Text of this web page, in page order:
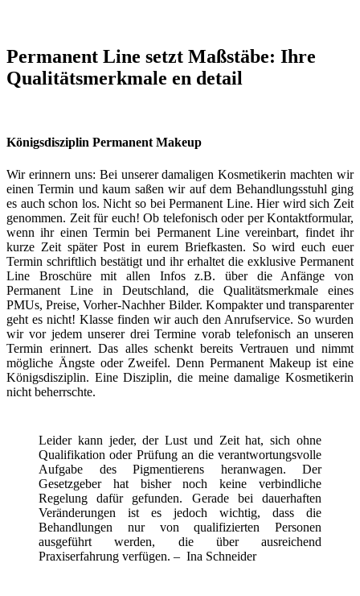
Permanent Line setzt Maßstäbe: Ihre
Qualitätsmerkmale en detail
Königsdisziplin Permanent Makeup
Wir erinnern uns: Bei unserer damaligen Kosmetikerin machten wir
einen Termin und kaum saßen wir auf dem Behandlungsstuhl ging
es auch schon los. Nicht so bei Permanent Line. Hier wird sich Zeit
genommen. Zeit für euch! Ob telefonisch oder per Kontaktformular,
wenn ihr einen Termin bei Permanent Line vereinbart, findet ihr
kurze Zeit später Post in eurem Briefkasten. So wird euch euer
Termin schriftlich bestätigt und ihr erhaltet die exklusive Permanent
Line Broschüre mit allen Infos z.B. über die Anfänge von
Permanent Line in Deutschland, die Qualitätsmerkmale eines
PMUs, Preise, Vorher-Nachher Bilder. Kompakter und transparenter
geht es nicht! Klasse finden wir auch den Anrufservice. So wurden
wir vor jedem unserer drei Termine vorab telefonisch an unseren
Termin erinnert. Das alles schenkt bereits Vertrauen und nimmt
mögliche Ängste oder Zweifel. Denn Permanent Makeup ist eine
Königsdisziplin. Eine Disziplin, die meine damalige Kosmetikerin
nicht beherrschte.
Leider kann jeder, der Lust und Zeit hat, sich ohne
Qualifikation oder Prüfung an die verantwortungsvolle
Aufgabe des Pigmentierens heranwagen. Der
Gesetzgeber hat bisher noch keine verbindliche
Regelung dafür gefunden. Gerade bei dauerhaften
Veränderungen ist es jedoch wichtig, dass die
Behandlungen nur von qualifizierten Personen
ausgeführt werden, die über ausreichend
Praxiserfahrung verfügen. – Ina Schneider